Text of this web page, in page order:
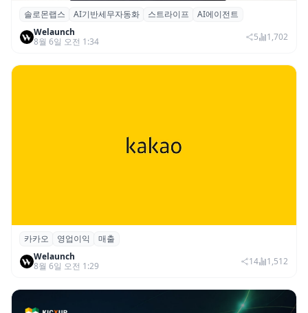
솔로몬랩스, 스트라이프 출신 이창헌 영입…
절세 전략 AI 에이전트 개발 본격화
솔로몬랩스 AI기반세무자동화 스트라이프
AI에이전트
Welaunch
8월 6일 오전 1:34
5 1,702
카카오, 2026년 2분기 매출 2조985억·영업
이익 2770억…역대 분기 최대
카카오 영업이익
매출
Welaunch
8월 6일 오전 1:29
14 1,512